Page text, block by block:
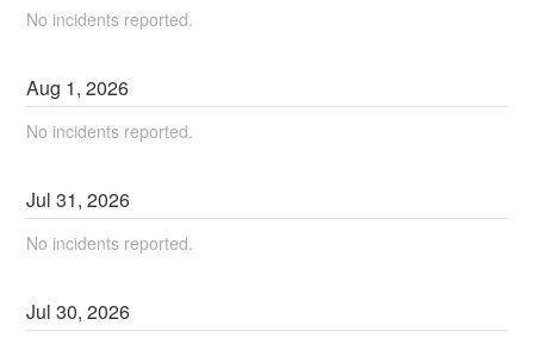
No incidents reported.
Aug 1,2026
No incidents reported.
Jul31,2026
No incidents reported.
Jul30,2026